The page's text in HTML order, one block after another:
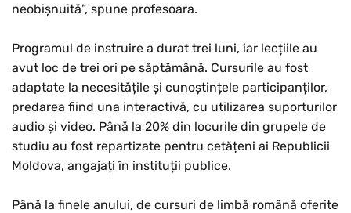
neobișnuită”, spune profesoara.
Programul de instruire a durat trei luni, iar lecțiile au
avut loc de trei ori pe săptămână. Cursurile au fost
adaptate la necesitățile și cunoștințele participanților,
predarea fiind una interactivă, cu utilizarea suporturilor
audio și video. Până la 20% din locurile din grupele de
studiu au fost repartizate pentru cetățeni ai Republicii
Moldova, angajați în instituții publice.
Până la finele anului, de cursuri de limbă română oferite